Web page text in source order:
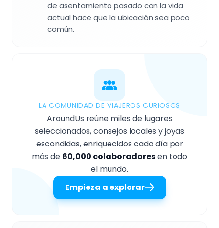
de asentamiento pasado con la vida
actual hace que la ubicación sea poco
común.
LA COMUNIDAD DE VIAJEROS CURIOSOS
AroundUs reúne miles de lugares
seleccionados, consejos locales y joyas
escondidas, enriquecidos cada día por
más de 60,000 colaboradoresen todo
el mundo.
Empieza a explorar